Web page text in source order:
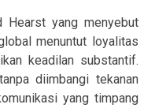
Hearst yang menyebut
menuntut loyalitas
keadilan substantif.
diimbangi tekanan
yang timpang